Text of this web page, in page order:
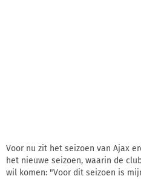
Voor nu zit het seizoen van Ajax
het nieuwe seizoen, waarin de
wil komen: "Voor dit seizoen is